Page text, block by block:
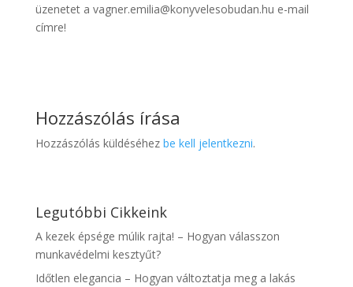
üzenetet a vagner.emilia@konyvelesobudan.hu e-mail
címre!
Hozzászólás írása
Hozzászólás küldéséhez be kell jelentkezni.
Legutóbbi Cikkeink
A kezek épsége múlik rajta! – Hogyan válasszon
munkavédelmi kesztyűt?
Időtlen elegancia – Hogyan változtatja meg a lakás